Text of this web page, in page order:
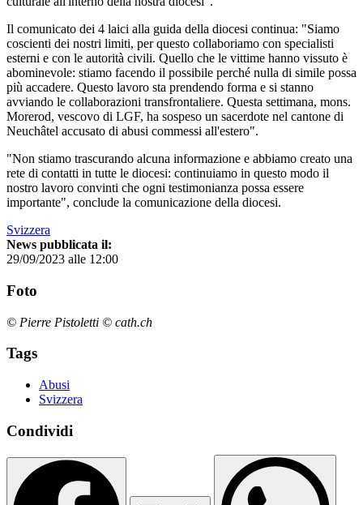
Il comunicato dei 4 laici alla guida della diocesi continua: "Siamo
coscienti dei nostri limiti, per questo collaboriamo con specialisti
esterni e con le autorità civili. Quello che le vittime hanno vissuto è
abominevole: stiamo facendo il possibile perché nulla di simile possa
più accadere. Questo lavoro sta prendendo forma e si stanno
avviando le collaborazioni transfrontaliere. Questa settimana, mons.
Morerod, vescovo di LGF, ha sospeso un sacerdote nel cantone di
Neuchâtel accusato di abusi commessi all'estero".
"Non stiamo trascurando alcuna informazione e abbiamo creato una
rete di contatti in tutte le diocesi: continuiamo in questo modo il
nostro lavoro convinti che ogni testimonianza possa essere
importante", conclude la comunicazione della diocesi.
Svizzera
News pubblicata il:
29/09/2023 alle 12:00
Foto
© Pierre Pistoletti © cath.ch
Tags
Abusi
Svizzera
Condividi